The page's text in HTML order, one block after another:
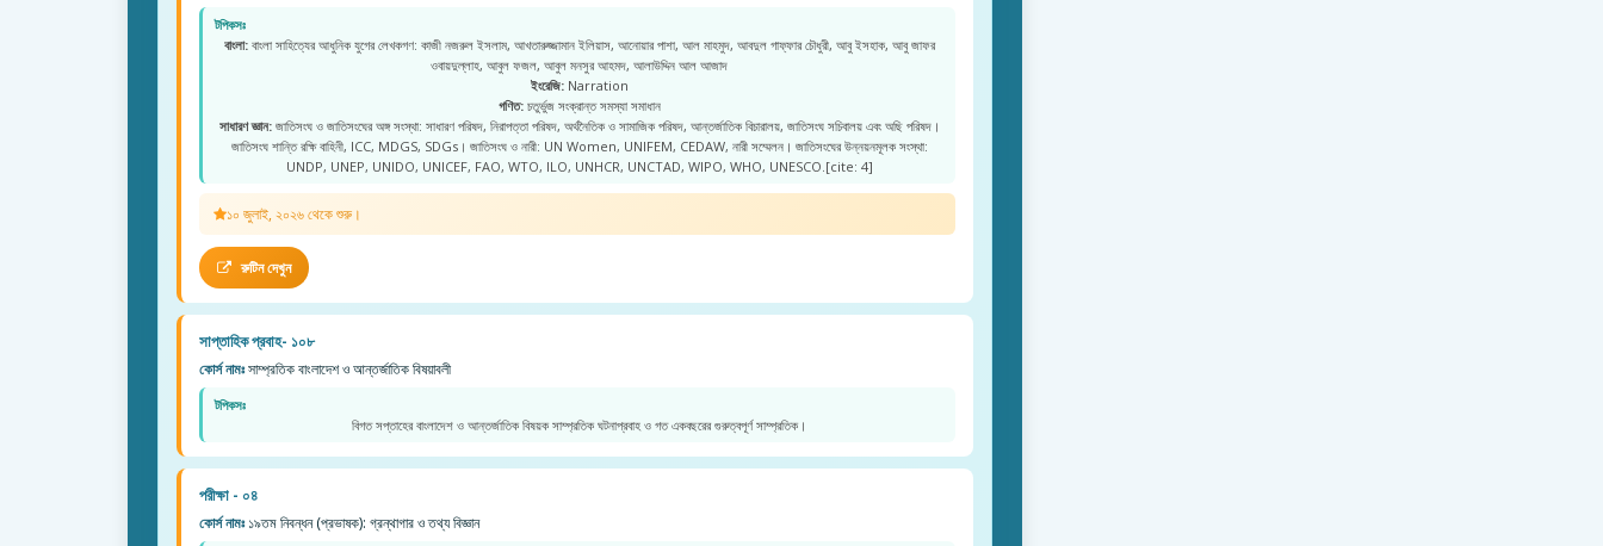
টপিকসঃ
বাংলা:বাংলা সাহিত্যের আধুনিক যুগের লেখকগণ: কাজী নজরুল ইসলাম, আখতারুজ্জামান ইলিয়াস, আনোয়ার পাশা, আল মাহমুদ, আবদুল গাফ্ফার চৌধুরী, আবু ইসহাক, আবু জাফর
ওবায়দুল্লাহ, আবুল ফজল, আবুল মনসুর আহমদ, আলাউদ্দিন আল আজাদ
ইংরেজি:Narration
গণিত:চতুর্ভুজ সংক্রান্ত সমস্যা সমাধান
সাধারণ জ্ঞান:জাতিসংঘ ও জাতিসংঘের অঙ্গ সংস্থা: সাধারণ পরিষদ, নিরাপত্তা পরিষদ, অর্থনৈতিক ও সামাজিক পরিষদ, আন্তর্জাতিক বিচারালয়, জাতিসংঘ সচিবালয় এবং অছি পরিষদ।
জাতিসংঘ শান্তি রক্ষি বাহিনী, ICC, MDGS, SDGs। জাতিসংঘ ও নারী: UN Women, UNIFEM, CEDAW, নারী সম্মেলন। জাতিসংঘের উন্নয়নমূলক সংস্থা:
UNDP, UNEP, UNIDO, UNICEF, FAO, WTO, ILO, UNHCR, UNCTAD, WIPO, WHO, UNESCO.[cite: 4]
১০ জুলাই, ২০২৬ থেকে শুরু।
রুটিন দেখুন
সাপ্তাহিক প্রবাহ- ১০৮
কোর্স নামঃসাম্প্রতিক বাংলাদেশ ও আন্তর্জাতিক বিষয়াবলী
টপিকসঃ
বিগত সপ্তাহের বাংলাদেশ ও আন্তর্জাতিক বিষয়ক সাম্প্রতিক ঘটনাপ্রবাহ ও গত একবছরের গুরুত্বপূর্ণ সাম্প্রতিক।
পরীক্ষা - ০৪
কোর্স নামঃ১৯তম নিবন্ধন (প্রভাষক): গ্রন্থাগার ও তথ্য বিজ্ঞান